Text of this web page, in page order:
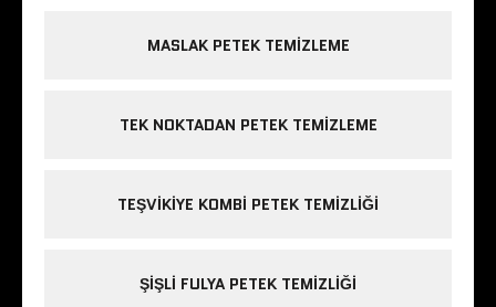
MASLAK PETEK TEMIZLEME
TEK NOKTADAN PETEK TEMIZLEME
TEŞVIKIYE KOMBI PETEK TEMIZLIĞI
ŞIŞLI FULYA PETEK TEMIZLIĞI